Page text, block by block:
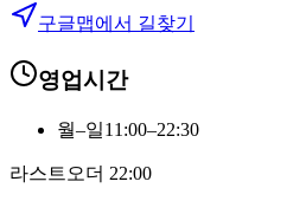
구글맵에서 길찾기
영업시간
월–일11:00–22:30
라스트오더 22:00